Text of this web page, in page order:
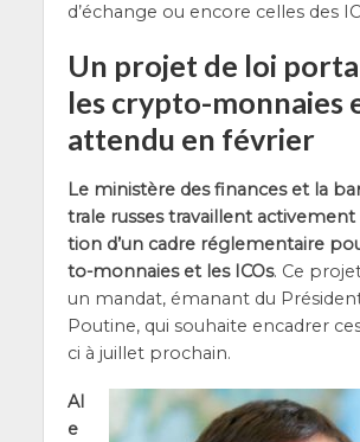
d’é­change ou encore celles des
Un projet de loi
les crypto-monnaies
attendu en février
Le minis­tère des finances et la
trale russes tra­vaillent acti­ve­ment
tion d’un cadre régle­men­taire
to-mon­naies et les ICOs. Ce
un man­dat, éma­nant du
Pou­tine, qui sou­haite enca­drer
ci à juillet prochain.
Al
e